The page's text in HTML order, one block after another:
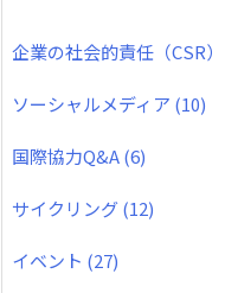
企業の社会的責任（CSR）
ソーシャルメディア (10)
国際協力Q&A(6)
サイクリング(12)
イベント (27)